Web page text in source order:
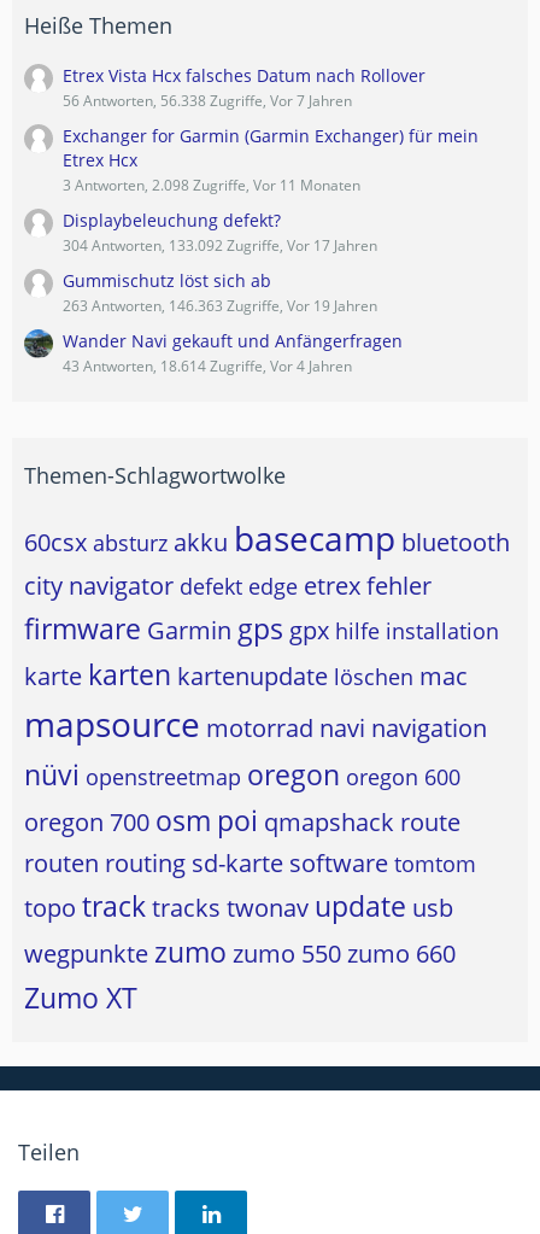
Heiße Themen
Etrex Vista Hcx falsches Datum nach Rollover
56 Antworten, 56.338 Zugriffe, Vor 7 Jahren
Exchanger for Garmin (Garmin Exchanger) für mein
Etrex Hcx
3 Antworten, 2.098 Zugriffe, Vor 11 Monaten
Displaybeleuchung defekt?
304 Antworten, 133.092 Zugriffe, Vor 17 Jahren
Gummischutz löst sich ab
263 Antworten, 146.363 Zugriffe, Vor 19 Jahren
Wander Navi gekauft und Anfängerfragen
43 Antworten, 18.614 Zugriffe, Vor 4 Jahren
Themen-Schlagwortwolke
60csx absturz akku basecamp bluetooth
city navigator defekt edge etrexfehler
firmware Garmin gps gpx hilfe installation
karte karten kartenupdate löschen mac
mapsource motorrad navi navigation
nüvi openstreetmap oregon oregon 600
oregon 700 osm poi qmapshack route
routen routing sd-karte software tomtom
topo tracktracks twonav update usb
wegpunkte zumo zumo 550zumo 660
Zumo XT
Teilen